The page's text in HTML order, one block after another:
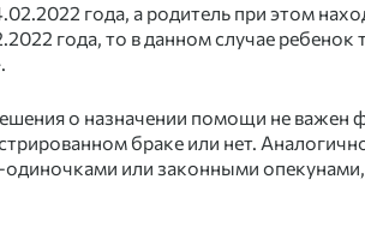
года, а родитель при этом
года, то в данном случае ребенок
о назначении помощи не важен
браке или нет.
или законными